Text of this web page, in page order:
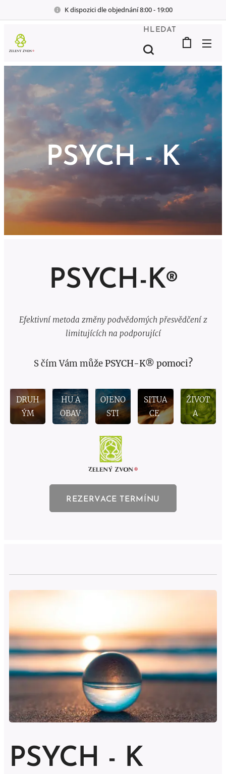
K dispozici dle objednání 8:00 - 19:00
HLEDAT
PSYCH - K
PSYCH-K®
Efektivní metoda změny podvědomých přesvědčení z
limitujících na podporující
S čím Vám můžePSYCH-K® pomoci?
SOBĚ
DRUH
ÝM
ZVLÁ
HU A
OBAV
NALE
KLIDU
OJENO
STI
PŘEK
SITUA
CE
ENÍ
ŽIVOT
A
REZERVACE TERMÍNU
PSYCH - K